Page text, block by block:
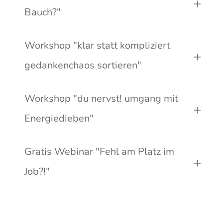
Bauch?"
Workshop "klar statt kompliziert
gedankenchaos sortieren"
Workshop "du nervst! umgang mit
Energiedieben"
Gratis Webinar "Fehl am Platz im
Job?!"